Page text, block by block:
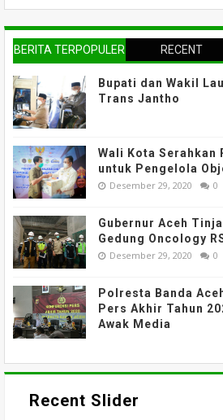
BERITA TERPOPULER RECENT
Bupati dan Wakil
Trans Jantho
Wali Kota Serahkan
untuk Pengelola
Desember 29, 2020 0
Gubernur Aceh
Gedung Oncology
Desember 29, 2020 0
Polresta Banda
Pers Akhir Tahun
Awak Media
Recent Slider